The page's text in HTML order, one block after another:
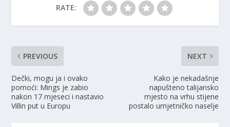
RATE:
PREVIOUS
Dečki, mogu ja i ovako
pomoći: Mings je zabio
nakon 17 mjeseci i nastavio
Villin put u Europu
NEXT
Kako je nekadašnje
napušteno talijansko
mjesto na vrhu stijene
postalo umjetničko naselje